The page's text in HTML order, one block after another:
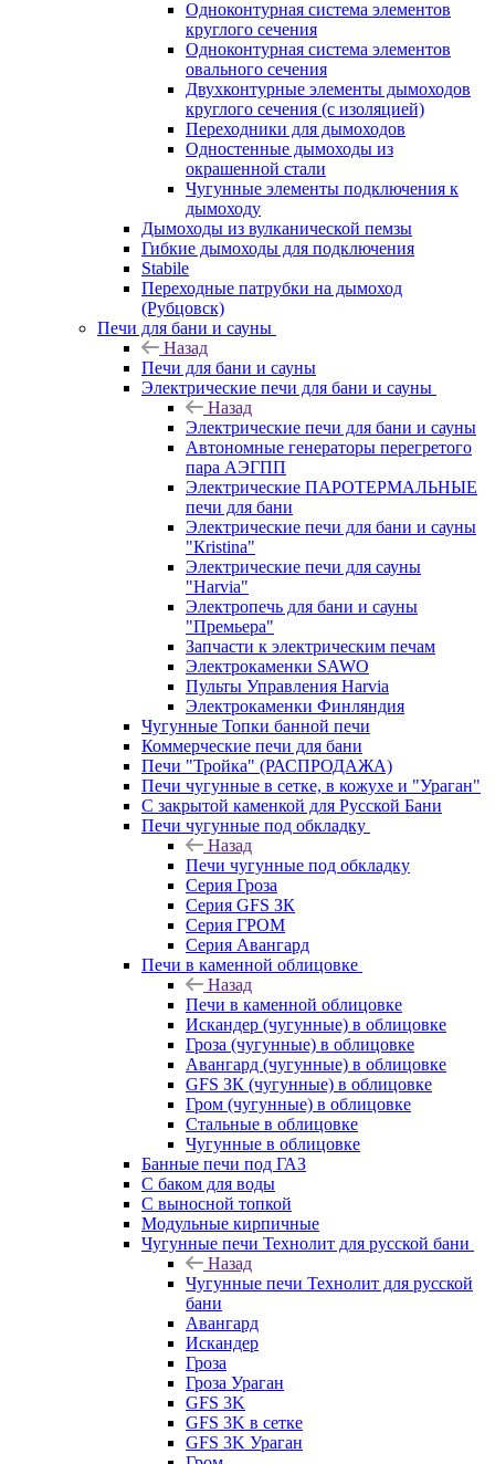
Одноконтурная система элементов
круглого сечения
Одноконтурная система элементов
овального сечения
Двухконтурные элементы дымоходов
круглого сечения (с изоляцией)
Переходники для дымоходов
Одностенные дымоходы из
окрашенной стали
Чугунные элементы подключения к
дымоходу
Дымоходы из вулканической пемзы
Гибкие дымоходы для подключения
Stabile
Переходные патрубки на дымоход
(Рубцовск)
Печи для бани и сауны
Назад
Печи для бани и сауны
Электрические печи для бани и сауны
Назад
Электрические печи для бани и сауны
Автономные генераторы перегретого
пара АЭГПП
Электрические ПАРОТЕРМАЛЬНЫЕ
печи для бани
Электрические печи для бани и сауны
"Кristina"
Электрические печи для сауны
"Harvia"
Электропечь для бани и сауны
"Премьера"
Запчасти к электрическим печам
Электрокаменки SAWO
Пульты Управления Harvia
Электрокаменки Финляндия
Чугунные Топки банной печи
Коммерческие печи для бани
Печи "Тройка" (РАСПРОДАЖА)
Печи чугунные в сетке, в кожухе и "Ураган"
С закрытой каменкой для Русской Бани
Печи чугунные под обкладку
Назад
Печи чугунные под обкладку
Серия Гроза
Серия GFS ЗК
Серия ГРОМ
Серия Авангард
Печи в каменной облицовке
Назад
Печи в каменной облицовке
Искандер (чугунные) в облицовке
Гроза (чугунные) в облицовке
Авангард (чугунные) в облицовке
GFS ЗК (чугунные) в облицовке
Гром (чугунные) в облицовке
Стальные в облицовке
Чугунные в облицовке
Банные печи под ГАЗ
С баком для воды
С выносной топкой
Модульные кирпичные
Чугунные печи Технолит для русской бани
Назад
Чугунные печи Технолит для русской
бани
Авангард
Искандер
Гроза
Гроза Ураган
GFS 3K
GFS 3K в сетке
GFS 3K Ураган